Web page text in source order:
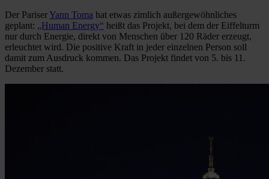
Der PariserYann Toma hat etwas zimlich außergewöhnliches
geplant: „Human Energy“ heißt das Projekt, bei dem der Eiffelturm
nur durch Energie, direkt von Menschen über 120 Räder erzeugt,
erleuchtet wird. Die positive Kraft in jeder einzelnen Person soll
damit zum Ausdruck kommen. Das Projekt findet von 5. bis 11.
Dezember statt.